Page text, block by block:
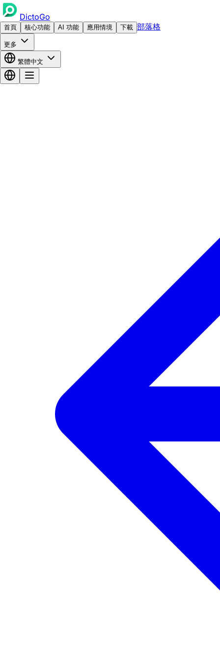
DictoGo
首頁 核心功能 AI 功能 應用情境 下載 部落格
更多
繁體中文